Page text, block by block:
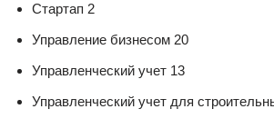
Стартап 2
Управление бизнесом 20
Управленческий учет 13
Управленческий учет для